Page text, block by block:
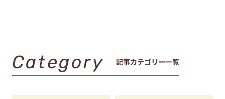
Category 記事カテゴリー一覧